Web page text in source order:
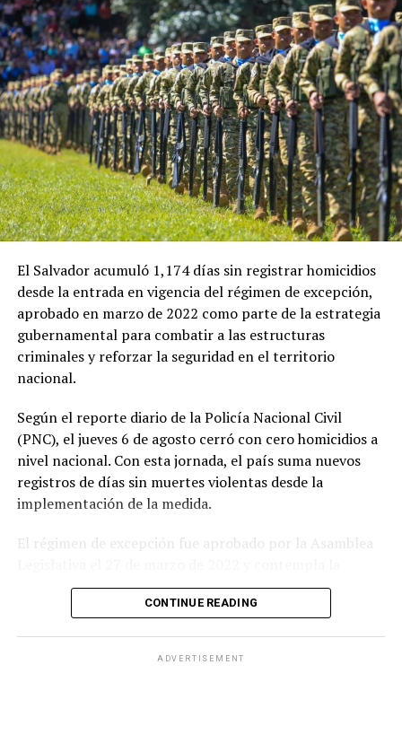
En esa ocasión, la ministra de Economía de El Salvador,
María Luisa Hayem, representó al Gobierno salvadoreño
y sostuvo una reunión con Restrepo, en la que se
establecieron algunos acuerdos iniciales que ahora
buscan recibir seguimiento.
Ulloa también destacó el papel que tendrá el embajador
de El Salvador en Colombia, Guillermo Rubio, en el
impulso de la nueva etapa de cooperación entre ambos
países.
Guillermo Rubio, para que impulse este proceso. Él
conoce muy bien el país, fue embajador aquí durante
nueve años, regresó por cinco años más y ahora lo
hemos enviado nuevamente porque queremos darle un
nuevo impulso a la relación bilateral», señaló.
establecer un espacio permanente para dar seguimiento
a oportunidades de cooperación, comercio e inversión,
además de fortalecer los vínculos económicos entre El
Salvador y Colombia.
El Salvador acumuló 1,174 días sin registrar homicidios
desde la entrada en vigencia del régimen de excepción,
aprobado en marzo de 2022 como parte de la estrategia
gubernamental para combatir a las estructuras
criminales y reforzar la seguridad en el territorio
nacional.
Según el reporte diario de la Policía Nacional Civil
(PNC), el jueves 6 de agosto cerró con cero homicidios a
nivel nacional. Con esta jornada, el país suma nuevos
registros de días sin muertes violentas desde la
implementación de la medida.
El régimen de excepción fue aprobado por la Asamblea
suspensión temporal de determinadas garantías
constitucionales, lo que amplió las facultades de las
señaladas de pertenecer a estructuras criminales.
CONTINUE READING
ADVERTISEMENT